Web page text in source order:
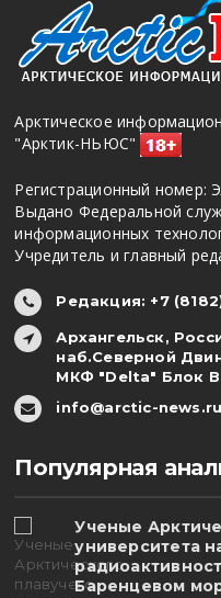
Арктическое
"Арктик-НЬЮС"
Регистрационный номер:
Выдано Федеральной
информационных
Учредитель и главный
Редакция: +7
Архангельск,
наб.Северной
МКФ "Delta" Блок
info@arctic-news.ru
Популярная
Ученые
университета
Баренцевом